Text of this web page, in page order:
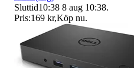
Sluttid10:38 8 aug 10:38.
Pris:169 kr,Köp nu.